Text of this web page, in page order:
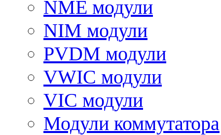
NME модули
NIM модули
PVDM модули
VWIC модули
VIC модули
Модули коммутатора